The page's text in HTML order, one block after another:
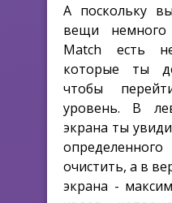
А поскольку
вещи
Match есть
которые ты
чтобы
уровень. В
экрана ты
очистить, а в
экрана -